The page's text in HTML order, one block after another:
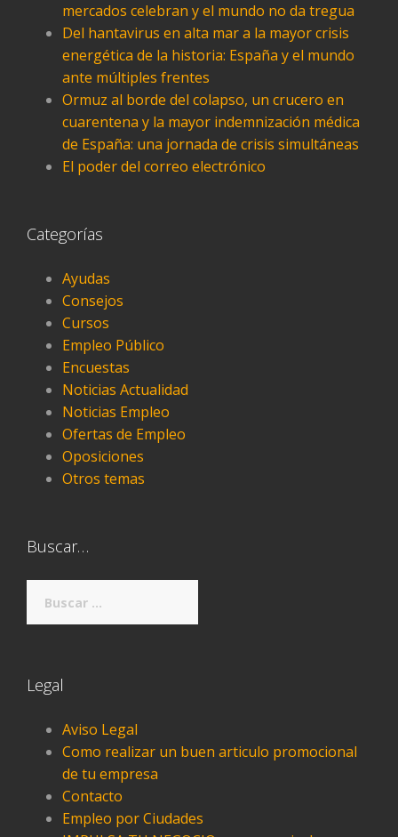
mercados celebran y el mundo no da tregua
Del hantavirus en alta mar a la mayor crisis
energética de la historia: España y el mundo
ante múltiples frentes
Ormuz al borde del colapso, un crucero en
cuarentena y la mayor indemnización médica
de España: una jornada de crisis simultáneas
El poder del correo electrónico
Categorías
Ayudas
Consejos
Cursos
Empleo Público
Encuestas
Noticias Actualidad
Noticias Empleo
Ofertas de Empleo
Oposiciones
Otros temas
Buscar…
Legal
Aviso Legal
Como realizar un buen articulo promocional
de tu empresa
Contacto
Empleo por Ciudades